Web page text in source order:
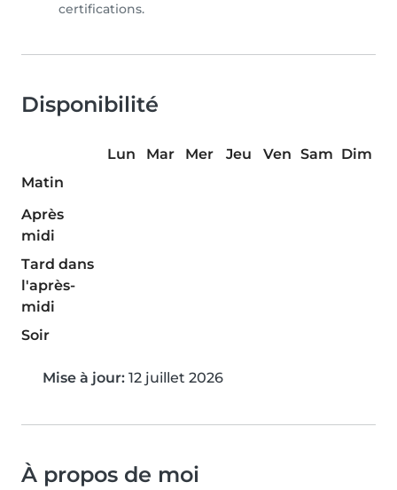
certifications.
Disponibilité
Lun Mar Mer Jeu Ven Sam Dim
Matin
Après
midi
Tard dans
l'après-
midi
Soir
Mise à jour: 12 juillet 2026
À propos de moi